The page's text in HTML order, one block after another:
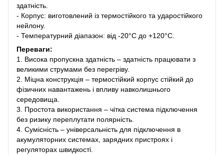
здатність.
- Корпус: виготовлений із термостійкого та ударостійкого
нейлону.
- Температурний діапазон: від -20°C до +120°C.
Переваги:
1. Висока пропускна здатність – здатність працювати з
великими струмами без перегріву.
2. Міцна конструкція – термостійкий корпус стійкий до
фізичних навантажень і впливу навколишнього
середовища.
3. Простота використання – чітка система підключення
без ризику переплутати полярність.
4. Сумісність – універсальність для підключення в
акумуляторних системах, зарядних пристроях і
регуляторах швидкості.